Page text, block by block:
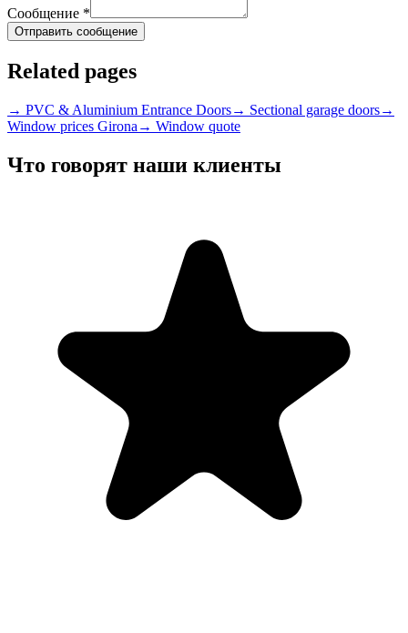
Сообщение *
Отправить сообщение
Related pages
→ PVC & Aluminium Entrance Doors→ Sectional garage doors→
Window prices Girona → Window quote
Что говорят наши клиенты